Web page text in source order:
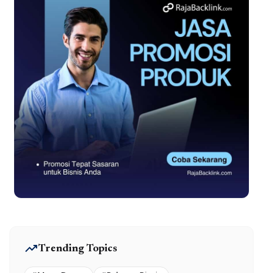
trending_upTrending Topics